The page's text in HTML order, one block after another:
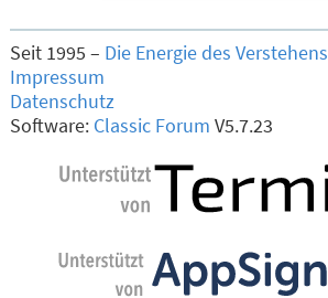
Seit 1995 – Die Energie des Verstehens
Impressum
Datenschutz
Software: Classic Forum V5.7.23